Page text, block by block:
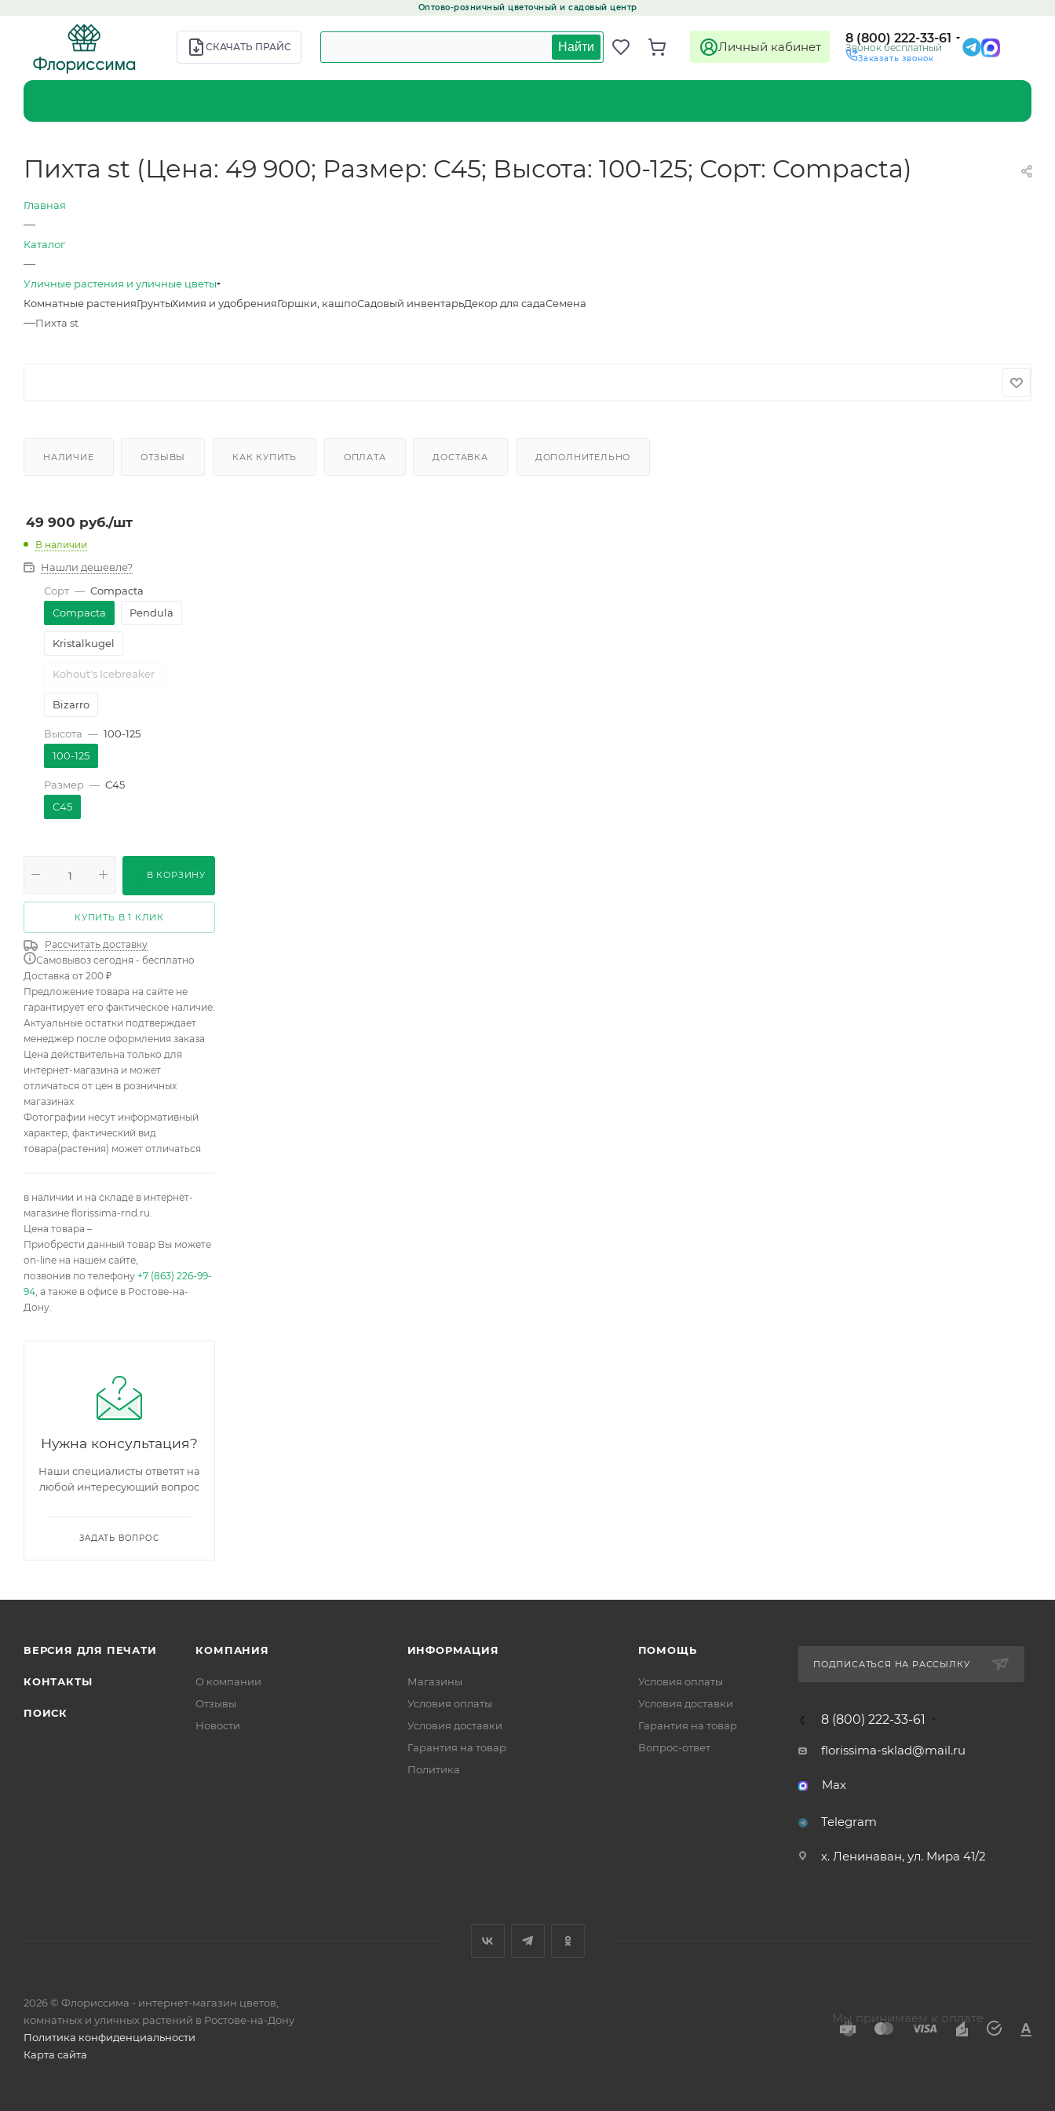
Оптово-розничный цветочный и садовый центр
СКАЧАТЬ ПРАЙС Найти Личный кабинет
8 (800) 222-33-61
Звонок бесплатный
Заказать звонок
Пихта st (Цена: 49 900; Размер: C45; Высота: 100-125; Сорт: Compacta)
Главная
—
Каталог
—
Уличные растения и уличные цветы
Комнатные растенияГрунтыХимия и удобренияГоршки, кашпоСадовый инвентарьДекор для садаСемена
—Пихта st
НАЛИЧИЕ ОТЗЫВЫ КАК КУПИТЬ ОПЛАТА ДОСТАВКА ДОПОЛНИТЕЛЬНО
49 900 руб./шт
В наличии
Нашли дешевле?
Сорт — Compacta
Compacta
Pendula
Kristalkugel
Kohout's Icebreaker
Bizarro
Высота — 100-125
100-125
Размер — C45
C45
В КОРЗИНУ
КУПИТЬ В 1 КЛИК
Рассчитать доставку
Самовывоз сегодня - бесплатно
Доставка от 200 ₽
Предложение товара на сайте не
гарантирует его фактическое наличие.
Актуальные остатки подтверждает
менеджер после оформления заказа
Цена действительна только для
интернет-магазина и может
отличаться от цен в розничных
магазинах
Фотографии несут информативный
характер, фактический вид
товара(растения) может отличаться
в наличии и на складе в интернет-
магазине florissima-rnd.ru.
Цена товара –
Приобрести данный товар Вы можете
on-line на нашем сайте,
позвонив по телефону +7 (863) 226-99-
94 , а также в офисе в Ростове-на-
Дону.
Нужна консультация?
Наши специалисты ответят на
любой интересующий вопрос
ЗАДАТЬ ВОПРОС
ВЕРСИЯ ДЛЯ ПЕЧАТИ
КОНТАКТЫ
ПОИСК
КОМПАНИЯ
О компании
Отзывы
Новости
ИНФОРМАЦИЯ
Магазины
Условия оплаты
Условия доставки
Гарантия на товар
Политика
ПОМОЩЬ
Условия оплаты
Условия доставки
Гарантия на товар
Вопрос-ответ
ПОДПИСАТЬСЯ НА РАССЫЛКУ
8 (800) 222-33-61
florissima-sklad@mail.ru
Max
Telegram
х. Ленинаван, ул. Мира 41/2
2026 © Флориссима - интернет-магазин цветов,
комнатных и уличных растений в Ростове-на-Дону
Политика конфиденциальности
Карта сайта
Мы принимаем к оплате